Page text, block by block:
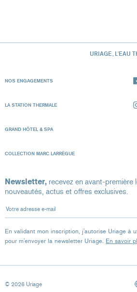
URIAGE, L'EAU
NOS ENGAGEMENTS
LA STATION THERMALE
GRAND HÔTEL & SPA
COLLECTION MARC LARRÈGUE
Newsletter, recevez en avant-première
nouveautés, actus et offres exclusives.
Votre adresse e-mail
En validant mon inscription, j'autorise Uriage à
pour m'envoyer la newsletter Uriage. En savoir
© 2026 Uriage